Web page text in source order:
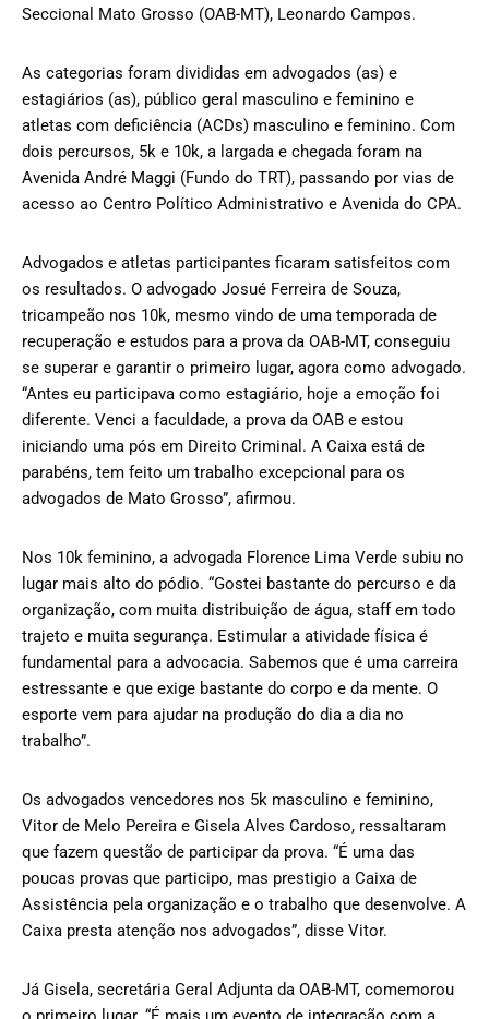
Seccional Mato Grosso (OAB-MT), Leonardo Campos.
As categorias foram divididas em advogados (as) e
estagiários (as), público geral masculino e feminino e
atletas com deficiência (ACDs) masculino e feminino. Com
dois percursos, 5k e 10k, a largada e chegada foram na
Avenida André Maggi (Fundo do TRT), passando por vias de
acesso ao Centro Político Administrativo e Avenida do CPA.
Advogados e atletas participantes ficaram satisfeitos com
os resultados. O advogado Josué Ferreira de Souza,
tricampeão nos 10k, mesmo vindo de uma temporada de
recuperação e estudos para a prova da OAB-MT, conseguiu
se superar e garantir o primeiro lugar, agora como advogado.
“Antes eu participava como estagiário, hoje a emoção foi
diferente. Venci a faculdade, a prova da OAB e estou
iniciando uma pós em Direito Criminal. A Caixa está de
parabéns, tem feito um trabalho excepcional para os
advogados de Mato Grosso”, afirmou.
Nos 10k feminino, a advogada Florence Lima Verde subiu no
lugar mais alto do pódio. “Gostei bastante do percurso e da
organização, com muita distribuição de água, staff em todo
trajeto e muita segurança. Estimular a atividade física é
fundamental para a advocacia. Sabemos que é uma carreira
estressante e que exige bastante do corpo e da mente. O
esporte vem para ajudar na produção do dia a dia no
trabalho”.
Os advogados vencedores nos 5k masculino e feminino,
Vitor de Melo Pereira e Gisela Alves Cardoso, ressaltaram
que fazem questão de participar da prova. “É uma das
poucas provas que participo, mas prestigio a Caixa de
Assistência pela organização e o trabalho que desenvolve. A
Caixa presta atenção nos advogados”, disse Vitor.
Já Gisela, secretária Geral Adjunta da OAB-MT, comemorou